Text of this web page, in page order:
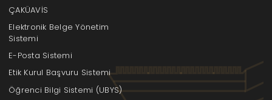
ÇAKÜAVİS
Elektronik Belge Yönetim
Sistemi
E-Posta Sistemi
Etik Kurul Başvuru Sistemi
Öğrenci Bilgi Sistemi (UBYS)